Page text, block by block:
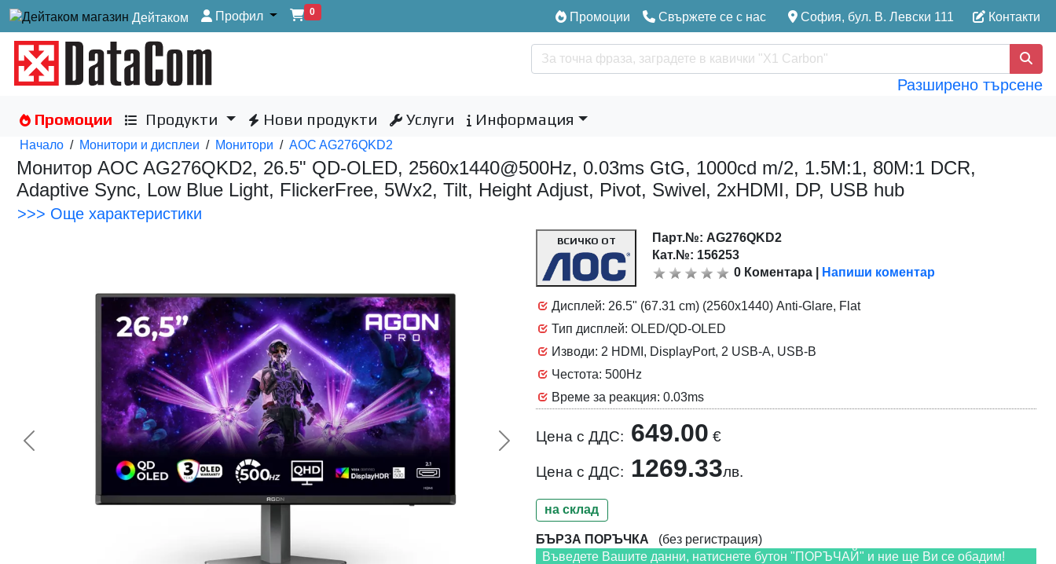
Дейтаком Профил 0 Промоции Свържете се с нас София, бул. В. Левски 111 Контакти
Разширено търсене
Промоции Продукти Нови продукти Услуги Информация
Начало / Монитори и дисплеи / Монитори / AOC AG276QKD2
Монитор AOC AG276QKD2, 26.5" QD-OLED, 2560x1440@500Hz, 0.03ms GtG, 1000cd m/2, 1.5M:1, 80M:1 DCR,
Adaptive Sync, Low Blue Light, FlickerFree, 5Wx2, Tilt, Height Adjust, Pivot, Swivel, 2xHDMI, DP, USB hub
>>> Още характеристики
<< Предишна Следваща >>
ВСИЧКО ОТ Парт.№: AG276QKD2
Кат.№: 156253
0 Коментара Напиши коментар
Дисплей: 26.5" (67.31 cm) (2560x1440) Anti-Glare, Flat
Тип дисплей: OLED/QD-OLED
Изводи: 2 HDMI, DisplayPort, 2 USB-A, USB-B
Честота: 500Hz
Време за реакция: 0.03ms
Цена с ДДС: 649.00 €
Цена с ДДС: 1269.33лв.
на склад
БЪРЗА ПОРЪЧКА (без регистрация)
Въведете Вашите данни, натиснете бутон "ПОРЪЧАЙ" и ние ще Ви се обадим!